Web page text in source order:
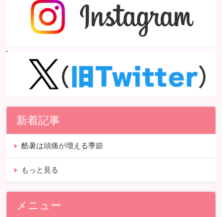
新着記事
酷暑は頭痛が増える季節
もっと見る
メニュー